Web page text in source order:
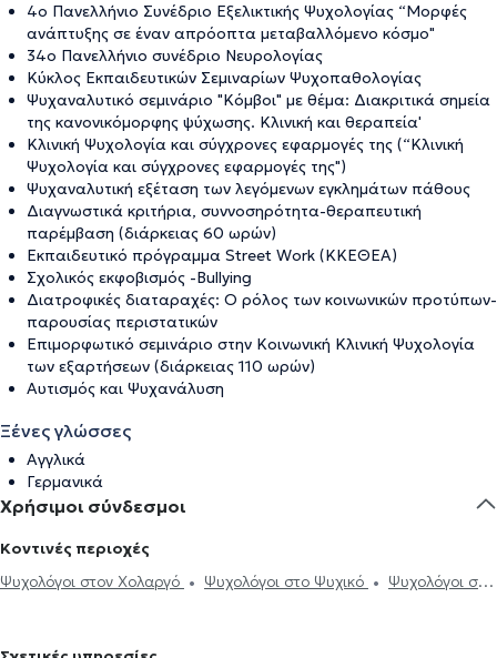
4ο Πανελλήνιο Συνέδριο Εξελικτικής Ψυχολογίας “Μορφές
ανάπτυξης σε έναν απρόοπτα μεταβαλλόμενο κόσμο"
34ο Πανελλήνιο συνέδριο Νευρολογίας
Κύκλος Εκπαιδευτικών Σεμιναρίων Ψυχοπαθολογίας
Ψυχαναλυτικό σεμινάριο "Κόμβοι" με θέμα: Διακριτικά σημεία
της κανονικόμορφης ψύχωσης. Κλινική και θεραπεία'
Κλινική Ψυχολογία και σύγχρονες εφαρμογές της (“Κλινική
Ψυχολογία και σύγχρονες εφαρμογές της")
Ψυχαναλυτική εξέταση των λεγόμενων εγκλημάτων πάθους
Διαγνωστικά κριτήρια, συννοσηρότητα-θεραπευτική
παρέμβαση (διάρκειας 60 ωρών)
Εκπαιδευτικό πρόγραμμα Street Work (ΚΚΕΘΕΑ)
Σχολικός εκφοβισμός -Bullying
Διατροφικές διαταραχές: Ο ρόλος των κοινωνικών προτύπων-
παρουσίας περιστατικών
Επιμορφωτικό σεμινάριο στην Κοινωνική Κλινική Ψυχολογία
των εξαρτήσεων (διάρκειας 110 ωρών)
Αυτισμός και Ψυχανάλυση
Ξένες γλώσσες
Αγγλικά
Γερμανικά
Χρήσιμοι σύνδεσμοι
Κοντινές περιοχές
Ψυχολόγοι στον Χολαργό
Ψυχολόγοι στο Ψυχικό
Ψυχολόγοι στο